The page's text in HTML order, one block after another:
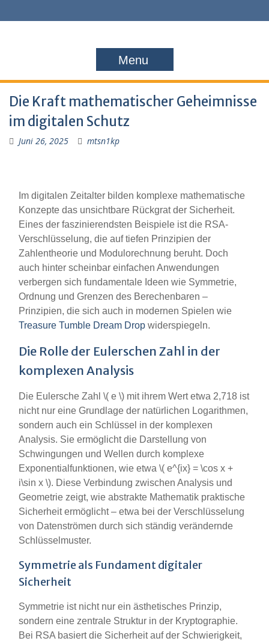
k
c
Menu
Die Kraft mathematischer Geheimnisse
im digitalen Schutz
Juni 26, 2025 mtsn1kp
Im digitalen Zeitalter bilden komplexe mathematische
Konzepte das unsichtbare Rückgrat der Sicherheit.
Eines der faszinierendsten Beispiele ist die RSA-
Verschlüsselung, die auf tiefen Prinzipien der
Zahlentheorie und Modulorechnung beruht. Doch
auch hinter scheinbar einfachen Anwendungen
verbergen sich fundamentale Ideen wie Symmetrie,
Ordnung und Grenzen des Berechenbaren –
Prinzipien, die sich auch in modernen Spielen wie
Treasure Tumble Dream Drop widerspiegeln.
Die Rolle der Eulerschen Zahl in der
komplexen Analysis
Die Eulersche Zahl \( e \) mit ihrem Wert etwa 2,718 ist
nicht nur eine Grundlage der natürlichen Logarithmen,
sondern auch ein Schlüssel in der komplexen
Analysis. Sie ermöglicht die Darstellung von
Schwingungen und Wellen durch komplexe
Exponentialfunktionen, wie etwa \( e^{ix} = \cos x +
i\sin x \). Diese Verbindung zwischen Analysis und
Geometrie zeigt, wie abstrakte Mathematik praktische
Sicherheit ermöglicht – etwa bei der Verschlüsselung
von Datenströmen durch sich ständig verändernde
Schlüsselmuster.
Symmetrie als Fundament digitaler
Sicherheit
Symmetrie ist nicht nur ein ästhetisches Prinzip,
sondern eine zentrale Struktur in der Kryptographie.
Bei RSA basiert die Sicherheit auf der Schwierigkeit,